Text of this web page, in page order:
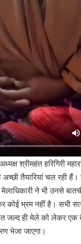
श्रीमहंत हरिगिरी
अच्छी तैयारियां चल रही
ने भी उनसे
कोई भ्रम नहीं है। सभी
जल्द ही मेले को लेकर एक
भेजा जाएगा।